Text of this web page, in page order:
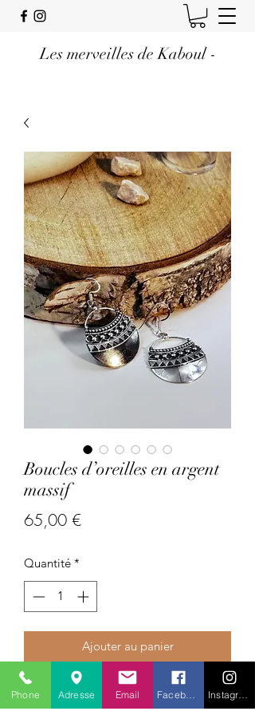
Les merveilles de Kaboul -
Boucles d’oreilles en argent
massif
65,00 €Prix
Quantité *
Ajouter au panier
Pays : Inde
Pierres précieuses :
Phone Adresse Email